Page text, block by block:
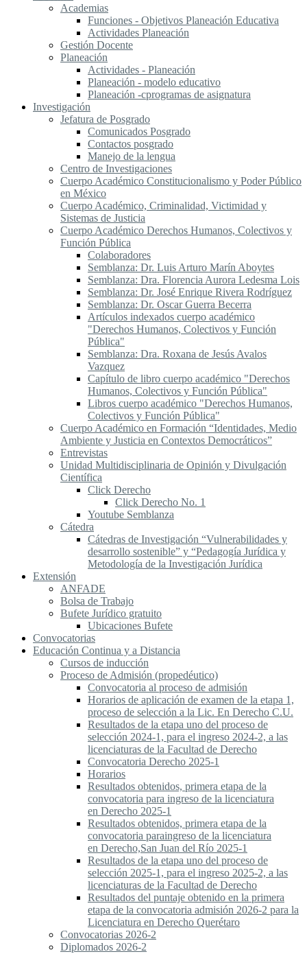
Academias
Funciones - Objetivos Planeación Educativa
Actividades Planeación
Gestión Docente
Planeación
Actividades - Planeación
Planeación - modelo educativo
Planeación -cprogramas de asignatura
Investigación
Jefatura de Posgrado
Comunicados Posgrado
Contactos posgrado
Manejo de la lengua
Centro de Investigaciones
Cuerpo Académico Constitucionalismo y Poder Público
en México
Cuerpo Académico, Criminalidad, Victimidad y
Sistemas de Justicia
Cuerpo Académico Derechos Humanos, Colectivos y
Función Pública
Colaboradores
Semblanza: Dr. Luis Arturo Marín Aboytes
Semblanza: Dra. Florencia Aurora Ledesma Lois
Semblanza: Dr. José Enrique Rivera Rodríguez
Semblanza: Dr. Oscar Guerra Becerra
Artículos indexados cuerpo académico
"Derechos Humanos, Colectivos y Función
Pública"
Semblanza: Dra. Roxana de Jesús Avalos
Vazquez
Capítulo de libro cuerpo académico "Derechos
Humanos, Colectivos y Función Pública"
Libros cuerpo académico "Derechos Humanos,
Colectivos y Función Pública"
Cuerpo Académico en Formación “Identidades, Medio
Ambiente y Justicia en Contextos Democráticos”
Entrevistas
Unidad Multidisciplinaria de Opinión y Divulgación
Científica
Click Derecho
Click Derecho No. 1
Youtube Semblanza
Cátedra
Cátedras de Investigación “Vulnerabilidades y
desarrollo sostenible” y “Pedagogía Jurídica y
Metodología de la Investigación Jurídica
Extensión
ANFADE
Bolsa de Trabajo
Bufete Jurídico gratuito
Ubicaciones Bufete
Convocatorias
Educación Continua y a Distancia
Cursos de inducción
Proceso de Admisión (propedéutico)
Convocatoria al proceso de admisión
Horarios de aplicación de examen de la etapa 1,
proceso de selección a la Lic. En Derecho C.U.
Resultados de la etapa uno del proceso de
selección 2024-1, para el ingreso 2024-2, a las
licenciaturas de la Facultad de Derecho
Convocatoria Derecho 2025-1
Horarios
Resultados obtenidos, primera etapa de la
convocatoria para ingreso de la licenciatura
en Derecho 2025-1
Resultados obtenidos, primera etapa de la
convocatoria paraingreso de la licenciatura
en Derecho,San Juan del Río 2025-1
Resultados de la etapa uno del proceso de
selección 2025-1, para el ingreso 2025-2, a las
licenciaturas de la Facultad de Derecho
Resultados del puntaje obtenido en la primera
etapa de la convocatoria admisión 2026-2 para la
Licenciatura en Derecho Querétaro
Convocatorias 2026-2
Diplomados 2026-2